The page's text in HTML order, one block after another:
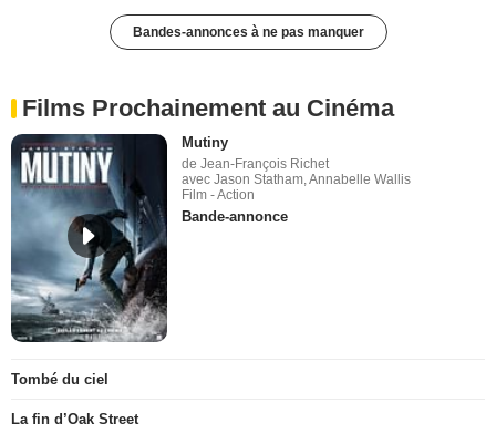
Bandes-annonces à ne pas manquer
Films Prochainement au Cinéma
Mutiny
de Jean-François Richet
avec Jason Statham, Annabelle Wallis
Film - Action
Bande-annonce
Tombé du ciel
La fin d’Oak Street